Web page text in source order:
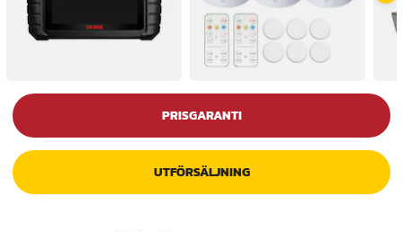
PRISGARANTI
UTFÖRSÄLJNING